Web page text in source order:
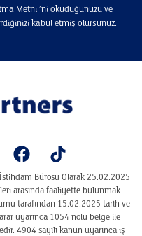
Metni ’ni okuduğunuzu ve
kabul etmiş olursunuz.
Bürosu Olarak 25.02.2025
arasında faaliyette bulunmak
tarafından 15.02.2025 tarih ve
uyarınca 1054 nolu belge ile
4904 sayılı kanun uyarınca iş